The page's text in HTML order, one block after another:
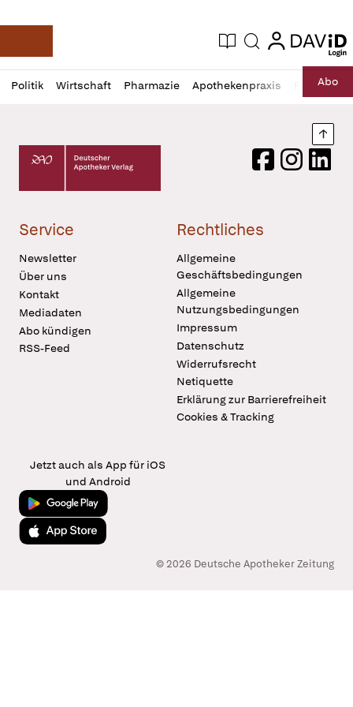
Deutsche Apotheker Zeitung
Aktuelle Ausgabe
Suche login
login
Politik Wirtschaft Pharmazie Apothekenpraxis RechtAbo
Profil
öffnen
Daz
Pur
Deutscher Apotheker Verlag Logo
FacebookInstagram
Service
Newsletter
Über uns
Kontakt
Mediadaten
Abo kündigen
RSS-Feed
Rechtliches
Allgemeine
Geschäftsbedingungen
Allgemeine
Nutzungsbedingungen
Impressum
Datenschutz
Widerrufsrecht
Netiquette
Erklärung zur Barrierefreiheit
Cookies & Tracking
Jetzt auch als App für iOS
und Android
Jetzt bei Google Play
Laden im App Store
© 2026 Deutsche Apotheker Zeitung